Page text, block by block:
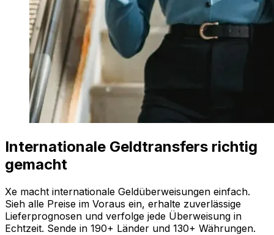
Internationale Geldtransfers richtig
gemacht
Xe macht internationale Geldüberweisungen einfach.
Sieh alle Preise im Voraus ein, erhalte zuverlässige
Lieferprognosen und verfolge jede Überweisung in
Echtzeit. Sende in 190+ Länder und 130+ Währungen.